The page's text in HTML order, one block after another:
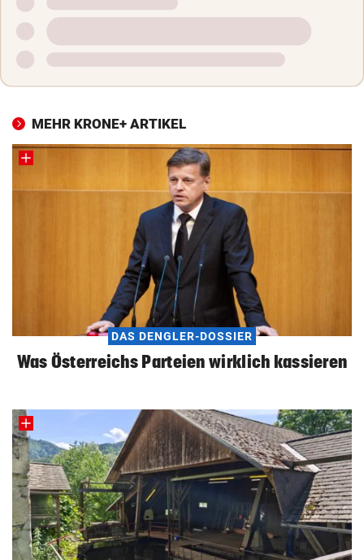
MEHR KRONE+ ARTIKEL
DAS DENGLER-DOSSIER
Was Österreichs Parteien wirklich kassieren